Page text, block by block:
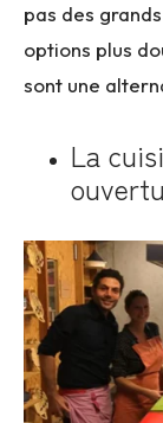
pas des
options plus
sont une
La